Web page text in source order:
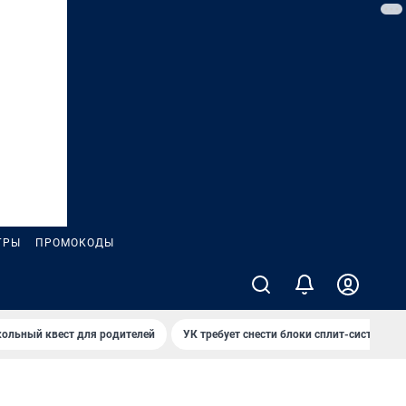
ПРОМОКОДЫ
квест для родителей УК требует снести блоки сплит-систем